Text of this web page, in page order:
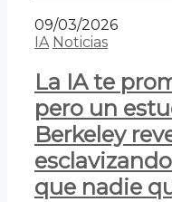
09/03/2026
IA Noticias
La IA te
pero un
Berkeley
que nadie